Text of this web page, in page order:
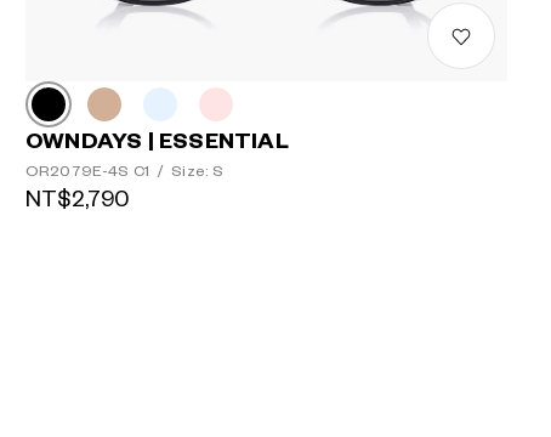
OWNDAYS | ESSENTIAL
OR2079E-4S C1 / Size: S
NT$2,790